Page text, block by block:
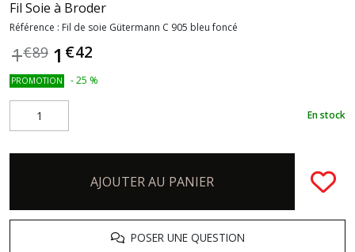
Fil Soie à Broder
Référence : Fil de soie Gütermann C 905 bleu foncé
1€89 1 €42
PROMOTION -25 %
En stock
AJOUTER AU PANIER
POSER UNE QUESTION